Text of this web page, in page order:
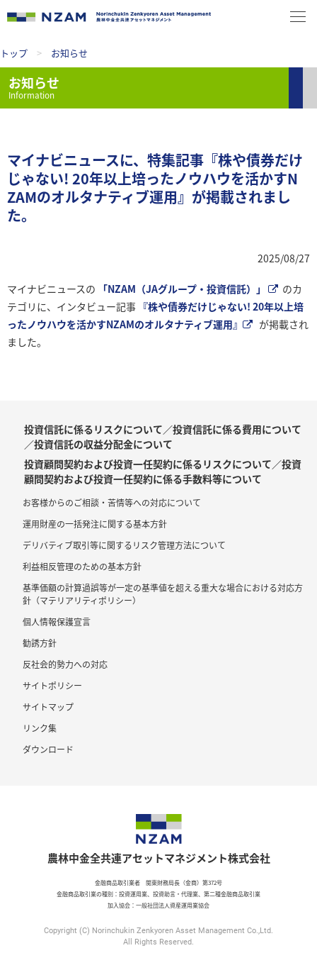
トップ > お知らせ
お知らせ
Information
マイナビニュースに、特集記事『株や債券だけ
じゃない! 20年以上培ったノウハウを活かすN
ZAMのオルタナティブ運用』が掲載されまし
た。
2025/08/27
マイナビニュースの 「NZAM（JAグループ・投資信託）」
のカ
テゴリに、インタビュー記事 『株や債券だけじゃない! 20年以上培
ったノウハウを活かすNZAMのオルタナティブ運用』
が掲載され
ました。
投資信託に係るリスクについて／投資信託に係る費用について
／投資信託の収益分配金について
投資顧問契約および投資一任契約に係るリスクについて／投資
顧問契約および投資一任契約に係る手数料等について
お客様からのご相談・苦情等への対応について
運用財産の一括発注に関する基本方針
デリバティブ取引等に関するリスク管理方法について
利益相反管理のための基本方針
基準価額の計算過誤等が一定の基準値を超える重大な場合における対応方
針（マテリアリティポリシー）
個人情報保護宣言
勧誘方針
反社会的勢力への対応
サイトポリシー
サイトマップ
リンク集
ダウンロード
農林中金全共連アセットマネジメント株式会社
金融商品取引業者 関東財務局長（金商）第372号
金融商品取引業の種別：投資運用業、投資助言・代理業、第二種金融商品取引業
加入協会：一般社団法人資産運用業協会
Copyright (C) Norinchukin Zenkyoren Asset Management Co.,Ltd.
All Rights Reserved.